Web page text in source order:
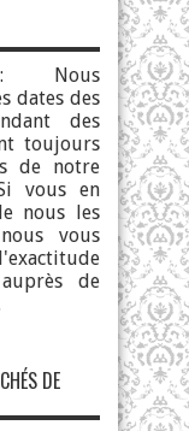
Nous
dates des
des
toujours
de notre
vous en
nous les
vous
de
DE